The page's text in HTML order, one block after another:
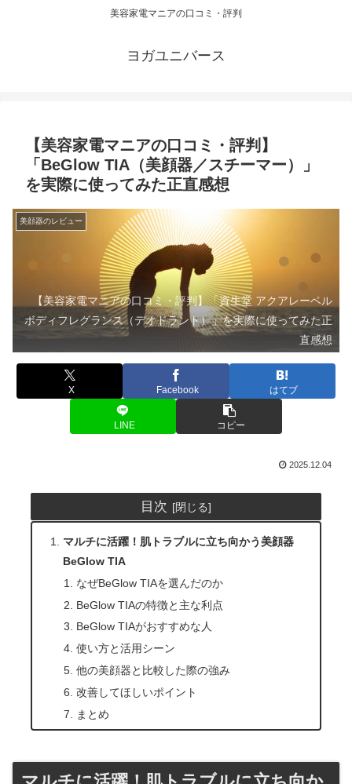
美容家電マニアの口コミ・評判
ヨガユニバース
【美容家電マニアの口コミ・評判】
「BeGlow TIA（美顔器／スチーマー）」
を実際に使ってみた正直感想
美顔器のレビュー
【美容家電マニアの口コミ・評判】「資生堂 アクアレーベル
ボディフレグランス（デオドラント）」を実際に使ってみた正
直感想
X Facebook はてブ
LINE コピー
2025.12.04
目次
マルチに活躍！肌トラブルに立ち向かう美顔器
BeGlow TIA
なぜBeGlow TIAを選んだのか
BeGlow TIAの特徴と主な利点
BeGlow TIAがおすすめな人
使い方と活用シーン
他の美顔器と比較した際の強み
改善してほしいポイント
まとめ